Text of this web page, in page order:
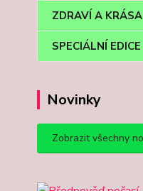
ZDRAVÍ A KRÁSA
SPECIÁLNÍ EDICE
Novinky
Zobrazit všechny